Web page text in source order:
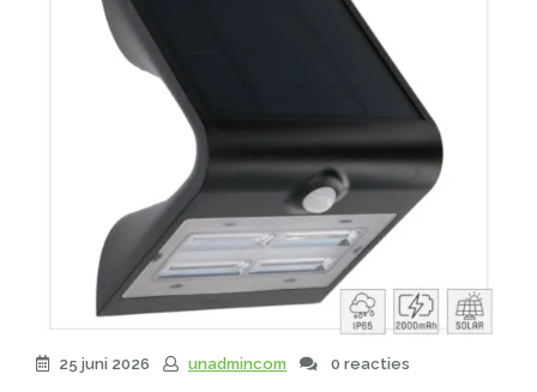
25 juni 2026 unadmincom 0 reacties